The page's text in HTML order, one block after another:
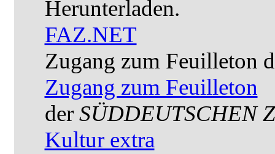
Herunterladen.
FAZ.NET
Zugang zum Feuilleton
Zugang zum Feuilleton
der SÜDDEUTSCHEN
Kultur extra